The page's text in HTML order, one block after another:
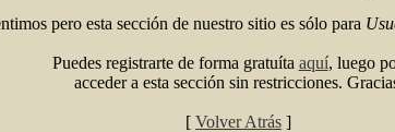
pero esta sección de nuestro sitio es sólo para
Puedes registrarte de forma gratuíta aquí, luego
acceder a esta sección sin restricciones.
[ Volver Atrás ]